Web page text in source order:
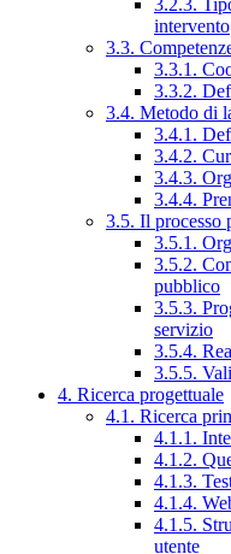
3.2.3.
intervento
3.3.
3.3.1.
3.3.2.
3.4. Metodo di
3.4.1.
3.4.2.
3.4.3.
3.4.4.
3.5. Il processo
3.5.1.
3.5.2.
pubblico
3.5.3.
servizio
3.5.4.
3.5.5.
4. Ricerca progettuale
4.1. Ricerca
4.1.1.
4.1.2.
4.1.3.
4.1.4.
4.1.5.
utente